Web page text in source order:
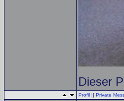
Dieser
Profil || Private